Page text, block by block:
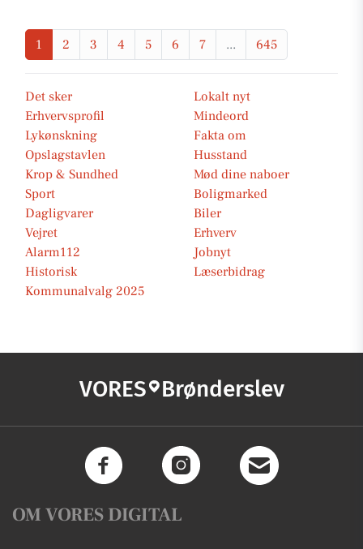
1 2 3 4 5 6 7 ... 645
Det sker
Lokalt nyt
Erhvervsprofil
Mindeord
Lykønskning
Fakta om
Opslagstavlen
Husstand
Krop & Sundhed
Mød dine naboer
Sport
Boligmarked
Dagligvarer
Biler
Vejret
Erhverv
Alarm112
Jobnyt
Historisk
Læserbidrag
Kommunalvalg 2025
VORES Brønderslev
OM VORES DIGITAL